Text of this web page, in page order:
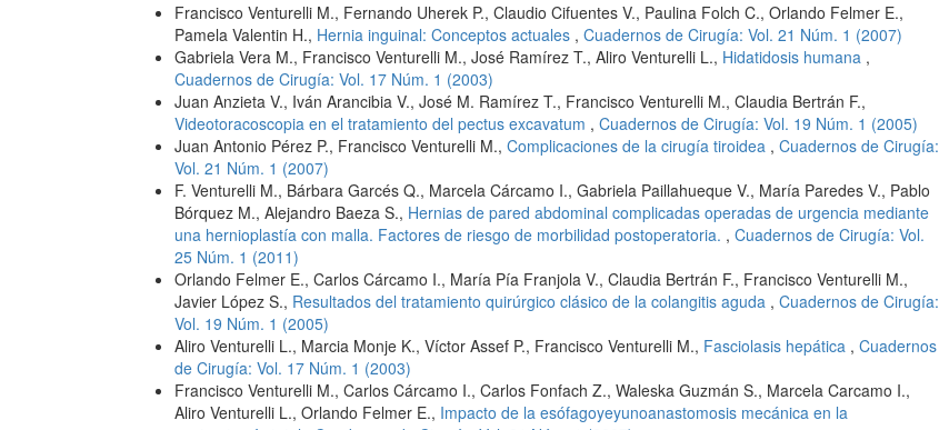
Francisco Venturelli M., Fernando Uherek P., Claudio Cifuentes V., Paulina Folch C., Orlando Felmer E.,
Pamela Valentin H., Hernia inguinal: Conceptos actuales , Cuadernos de Cirugía: Vol. 21 Núm. 1 (2007)
Gabriela Vera M., Francisco Venturelli M., José Ramírez T., Aliro Venturelli L., Hidatidosis humana ,
Cuadernos de Cirugía: Vol. 17 Núm. 1 (2003)
Juan Anzieta V., Iván Arancibia V., José M. Ramírez T., Francisco Venturelli M., Claudia Bertrán F.,
Videotoracoscopia en el tratamiento del pectus excavatum , Cuadernos de Cirugía: Vol. 19 Núm. 1 (2005)
Juan Antonio Pérez P., Francisco Venturelli M., Complicaciones de la cirugía tiroidea , Cuadernos de Cirugía:
Vol. 21 Núm. 1 (2007)
F. Venturelli M., Bárbara Garcés Q., Marcela Cárcamo I., Gabriela Paillahueque V., María Paredes V., Pablo
Bórquez M., Alejandro Baeza S., Hernias de pared abdominal complicadas operadas de urgencia mediante
una hernioplastía con malla. Factores de riesgo de morbilidad postoperatoria. , Cuadernos de Cirugía: Vol.
25 Núm. 1 (2011)
Orlando Felmer E., Carlos Cárcamo I., María Pía Franjola V., Claudia Bertrán F., Francisco Venturelli M.,
Javier López S., Resultados del tratamiento quirúrgico clásico de la colangitis aguda , Cuadernos de Cirugía:
Vol. 19 Núm. 1 (2005)
Aliro Venturelli L., Marcia Monje K., Víctor Assef P., Francisco Venturelli M., Fasciolasis hepática , Cuadernos
de Cirugía: Vol. 17 Núm. 1 (2003)
Francisco Venturelli M., Carlos Cárcamo I., Carlos Fonfach Z., Waleska Guzmán S., Marcela Carcamo I.,
Aliro Venturelli L., Orlando Felmer E., Impacto de la esófagoyeyunoanastomosis mecánica en la